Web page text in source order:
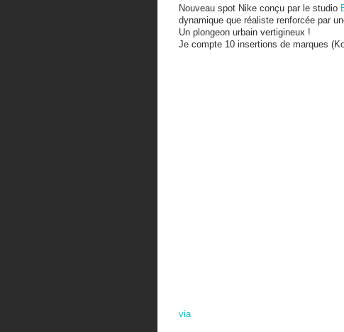
Nouveau spot Nike conçu par le studio
dynamique que réaliste renforcée par
Un plongeon urbain vertigineux !
Je compte 10 insertions de marques
via